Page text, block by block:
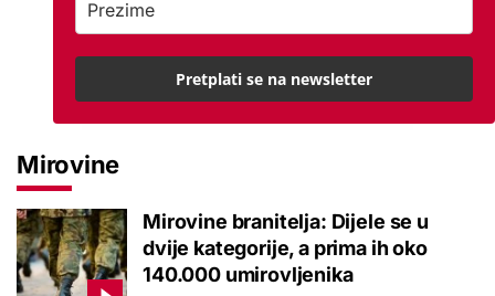
Mirovine
Mirovine branitelja: Dijele se u
dvije kategorije, a prima ih oko
140.000 umirovljenika
Pretplati se na newsletter